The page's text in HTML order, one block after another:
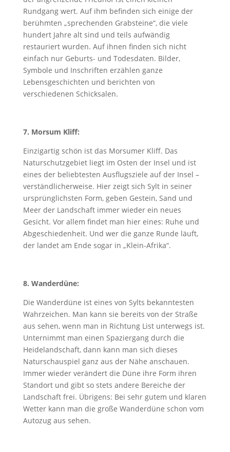
Rundgang wert. Auf ihm befinden sich einige der
berühmten „sprechenden Grabsteine“, die viele
hundert Jahre alt sind und teils aufwändig
restauriert wurden. Auf ihnen finden sich nicht
einfach nur Geburts- und Todesdaten. Bilder,
Symbole und Inschriften erzählen ganze
Lebensgeschichten und berichten von
verschiedenen Schicksalen.
7. Morsum Kliff:
Einzigartig schön ist das Morsumer Kliff. Das
Naturschutzgebiet liegt im Osten der Insel und ist
eines der beliebtesten Ausflugsziele auf der Insel –
verständlicherweise. Hier zeigt sich Sylt in seiner
ursprünglichsten Form, geben Gestein, Sand und
Meer der Landschaft immer wieder ein neues
Gesicht. Vor allem findet man hier eines: Ruhe und
Abgeschiedenheit. Und wer die ganze Runde läuft,
der landet am Ende sogar in „Klein-Afrika“.
8. Wanderdüne:
Die Wanderdüne ist eines von Sylts bekanntesten
Wahrzeichen. Man kann sie bereits von der Straße
aus sehen, wenn man in Richtung List unterwegs ist.
Unternimmt man einen Spaziergang durch die
Heidelandschaft, dann kann man sich dieses
Naturschauspiel ganz aus der Nähe anschauen.
Immer wieder verändert die Düne ihre Form ihren
Standort und gibt so stets andere Bereiche der
Landschaft frei. Übrigens: Bei sehr gutem und klaren
Wetter kann man die große Wanderdüne schon vom
Autozug aus sehen.